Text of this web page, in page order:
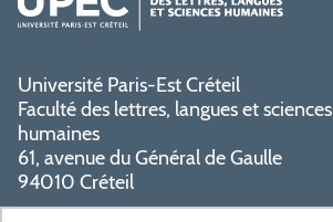
Université Paris-Est Créteil
Faculté des lettres, langues et sciences
humaines
61, avenue du Général de Gaulle
94010 Créteil